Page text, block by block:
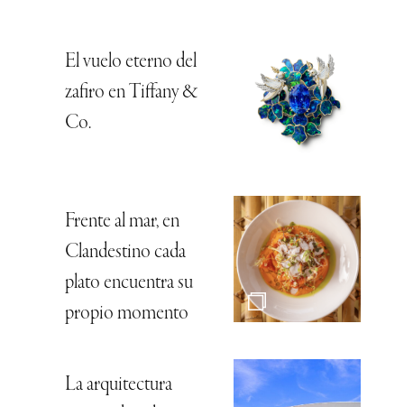
El vuelo eterno del
zafiro en Tiffany &
Co.
Frente al mar, en
Clandestino cada
plato encuentra su
propio momento
La arquitectura